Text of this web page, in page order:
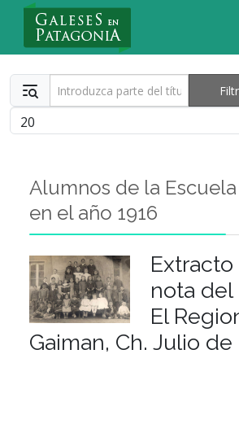
Nuevo Usuario
Introduzca parte del título
Cantidad
Alumnos de la Escuela
en el año 1916
nota del
El
Gaiman, Ch. Julio de